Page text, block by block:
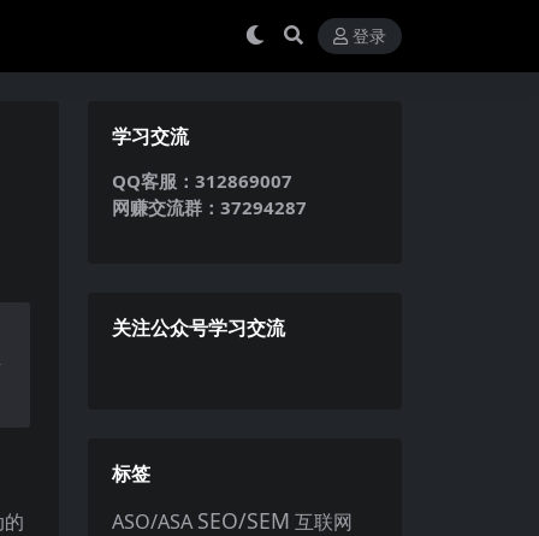
登录
学习交流
QQ客服：312869007
网赚交流群：37294287
关注公众号学习交流
标签
ASO/ASA SEO/SEM 互联网